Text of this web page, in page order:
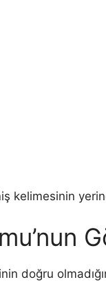
kelimesinin
doğru